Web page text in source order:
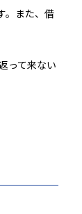
。また、借
って来ない